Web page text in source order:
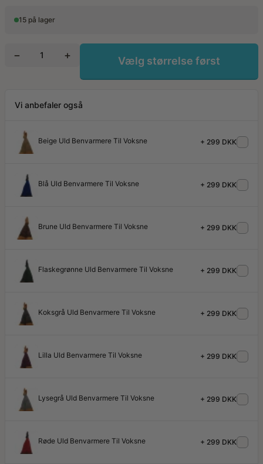
15 på lager
− + Vælg størrelse først
Vi anbefaler også
Beige Uld Benvarmere Til Voksne + 299 DKK
Blå Uld Benvarmere Til Voksne + 299 DKK
Brune Uld Benvarmere Til Voksne + 299 DKK
Flaskegrønne Uld Benvarmere Til Voksne + 299 DKK
Koksgrå Uld Benvarmere Til Voksne + 299 DKK
Lilla Uld Benvarmere Til Voksne + 299 DKK
Lysegrå Uld Benvarmere Til Voksne + 299 DKK
Røde Uld Benvarmere Til Voksne + 299 DKK